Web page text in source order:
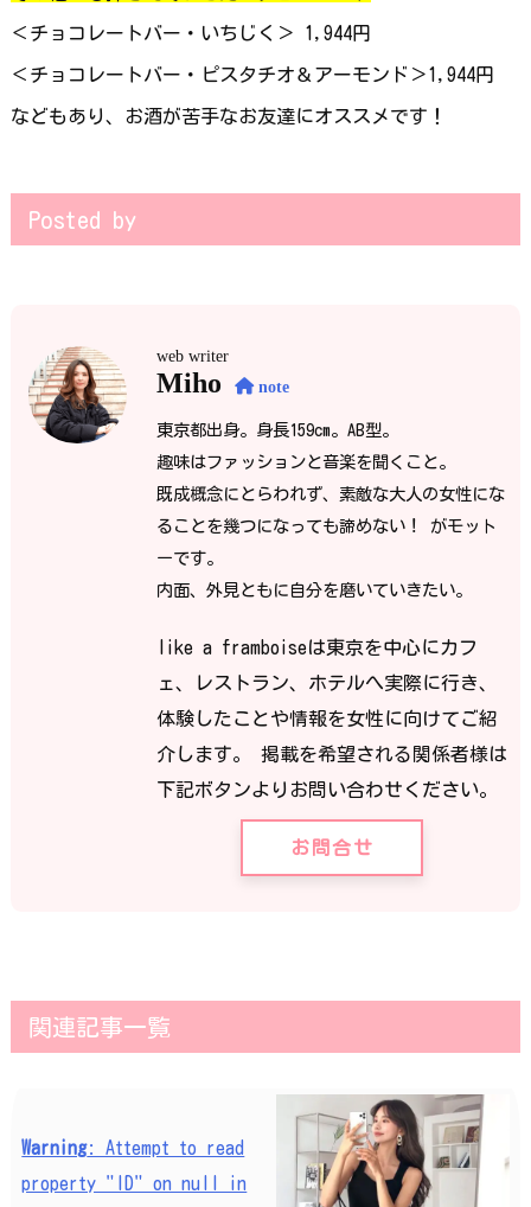
＜チョコレートバー・いちじく＞ 1,944円
＜チョコレートバー・ピスタチオ＆アーモンド＞1,944円
などもあり、お酒が苦手なお友達にオススメです！
Posted by
web writer
Miho note
東京都出身。身長159cm。AB型。
趣味はファッションと音楽を聞くこと。
既成概念にとらわれず、素敵な大人の女性にな
ることを幾つになっても諦めない！ がモット
ーです。
内面、外見ともに自分を磨いていきたい。
like a framboiseは東京を中心にカフ
ェ、レストラン、ホテルへ実際に行き、
体験したことや情報を女性に向けてご紹
介します。 掲載を希望される関係者様は
下記ボタンよりお問い合わせください。
お問合せ
関連記事一覧
Warning: Attempt to read
property "ID" on null in